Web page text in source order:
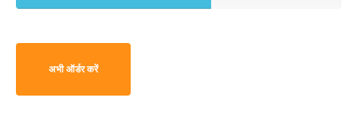
अभी ऑर्डर करें